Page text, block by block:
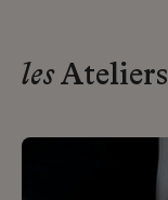
lesAteliers